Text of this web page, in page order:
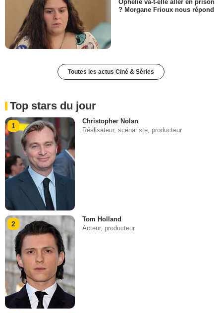
Ophélie va-t-elle aller en prison
? Morgane Frioux nous répond
Toutes les actus Ciné & Séries
Top stars du jour
1
Christopher Nolan
Réalisateur, scénariste, producteur
2
Tom Holland
Acteur, producteur